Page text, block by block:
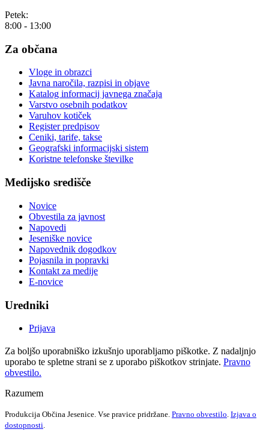
Petek:
8:00 - 13:00
Za občana
Vloge in obrazci
Javna naročila, razpisi in objave
Katalog informacij javnega značaja
Varstvo osebnih podatkov
Varuhov kotiček
Register predpisov
Ceniki, tarife, takse
Geografski informacijski sistem
Koristne telefonske številke
Medijsko središče
Novice
Obvestila za javnost
Napovedi
Jeseniške novice
Napovednik dogodkov
Pojasnila in popravki
Kontakt za medije
E-novice
Uredniki
Prijava
Za boljšo uporabniško izkušnjo uporabljamo piškotke. Z nadaljnjo
uporabo te spletne strani se z uporabo piškotkov strinjate. Pravno
obvestilo.
Razumem
Produkcija Občina Jesenice. Vse pravice pridržane. Pravno obvestilo. Izjava o
dostopnosti.